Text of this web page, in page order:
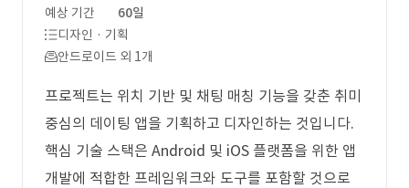
예상 기간
60일
디자인 · 기획
안드로이드 외 1개
프로젝트는 위치 기반 및 채팅 매칭 기능을 갖춘 취미
중심의 데이팅 앱을 기획하고 디자인하는 것입니다.
핵심 기술 스택은 Android 및 iOS 플랫폼을 위한 앱
개발에 적합한 프레임워크와 도구를 포함할 것으로